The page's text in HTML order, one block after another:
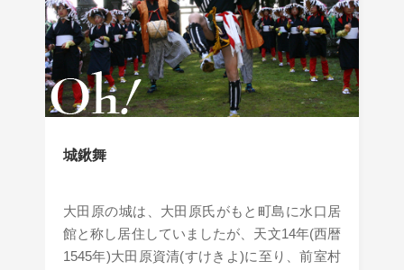
城鍬舞
大田原の城は、大田原氏がもと町島に水口居
館と称し居住していましたが、天文14年(西暦
1545年)大田原資清(すけきよ)に至り、前室村